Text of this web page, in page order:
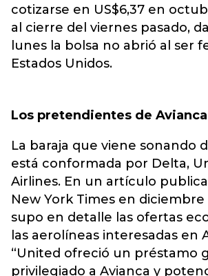
cotizarse en US$6,37 en
al cierre del viernes pasado,
lunes la bolsa no abrió al ser
Estados Unidos.
Los pretendientes de Avianca
La baraja que viene sonando
está conformada por Delta,
Airlines. En un artículo
New York Times en diciembre
supo en detalle las ofertas
las aerolíneas interesadas en
“United ofreció un préstamo
privilegiado a Avianca y